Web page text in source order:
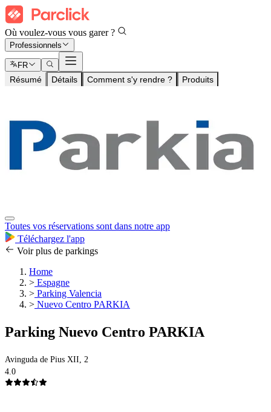
Où voulez-vous vous garer ?
Professionnels
FR
Résumé Détails Comment s'y rendre ? Produits
Toutes vos réservations sont dans notre app
Téléchargez l'app
Voir plus de parkings
Home
> Espagne
> Parking Valencia
> Nuevo Centro PARKIA
Parking Nuevo Centro PARKIA
Avinguda de Pius XII, 2
4.0